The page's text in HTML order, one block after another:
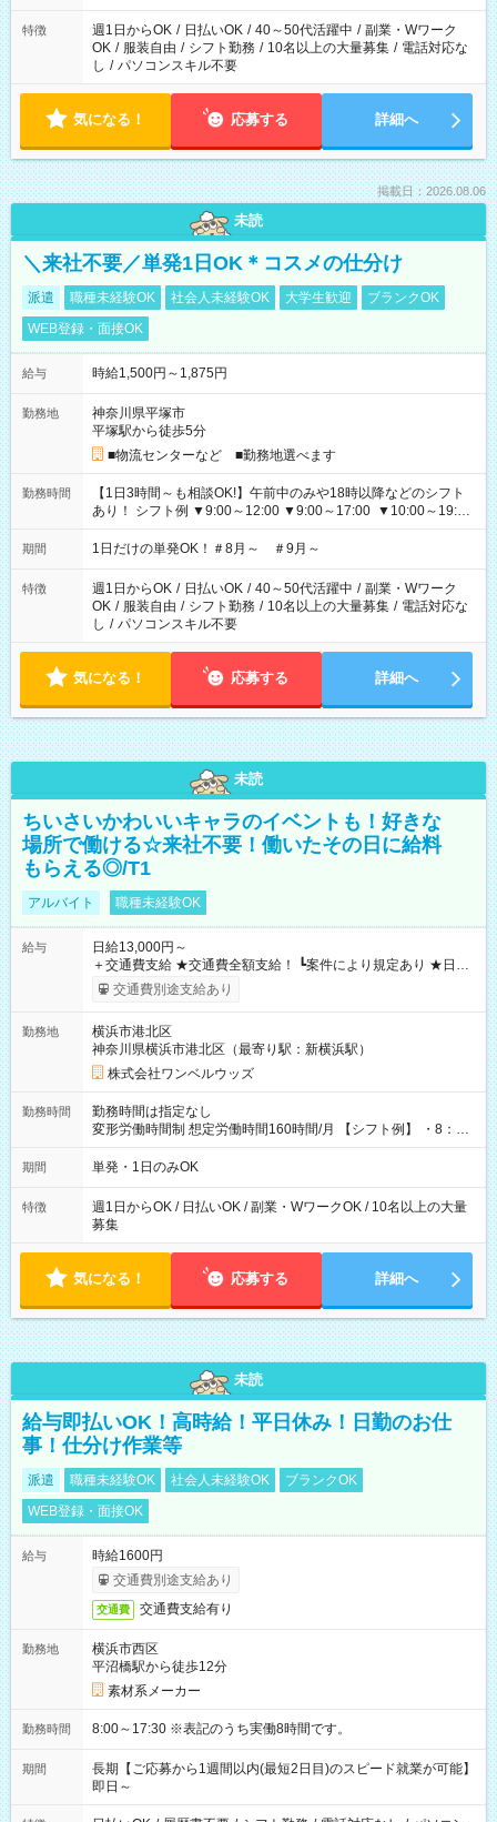
特徴 週1日からOK / 日払いOK / 40～50代活躍中 / 副業・Wワーク
OK / 服装自由 / シフト勤務 / 10名以上の大量募集 / 電話対応な
し / パソコンスキル不要
気になる！ 応募する 詳細へ
掲載日：2026.08.06
未読
＼来社不要／単発1日OK＊コスメの仕分け
派遣 職種未経験OK 社会人未経験OK 大学生歓迎
ブランクOK
WEB登録・面接OK
給与 時給1,500円～1,875円
勤務地
神奈川県平塚市
平塚駅から徒歩5分
■物流センターなど ■勤務地選べます
勤務時間
【1日3時間～も相談OK!】午前中のみや18時以降などのシフト
あり！ シフト例 ▼9:00～12:00 ▼9:00～17:00 ▼10:00～19:00
▼18:00～21:00
期間 1日だけの単発OK！＃8月～ ＃9月～
特徴 週1日からOK / 日払いOK / 40～50代活躍中 / 副業・Wワーク
OK / 服装自由 / シフト勤務 / 10名以上の大量募集 / 電話対応な
し / パソコンスキル不要
気になる！ 応募する 詳細へ
未読
ちいさいかわいいキャラのイベントも！好きな
場所で働ける☆来社不要！働いたその日に給料
もらえる◎/T1
アルバイト 職種未経験OK
給与
日給13,000円～
＋交通費支給 ★交通費全額支給！ ┗案件により規定あり ★日払
いOK！（規定あり） ┗働いたその日に現金GET♪ お仕事後はコ
ンビニATMから 日払い分を引き落とせます！ 【試用期間】試
交通費別途支給あり
勤務地
横浜市港北区
神奈川県横浜市港北区（最寄り駅：新横浜駅）
株式会社ワンベルウッズ
勤務時間
勤務時間は指定なし
変形労働時間制 想定労働時間160時間/月 【シフト例】 ・8：00
～21：00
期間 単発・1日のみOK
特徴
週1日からOK / 日払いOK / 副業・WワークOK / 10名以上の大量
募集
気になる！ 応募する 詳細へ
未読
給与即払いOK！高時給！平日休み！日勤のお仕
事！仕分け作業等
派遣 職種未経験OK 社会人未経験OK
ブランクOK
WEB登録・面接OK
給与
時給1600円
交通費別途支給あり
交通費 交通費支給有り
勤務地
横浜市西区
平沼橋駅から徒歩12分
素材系メーカー
勤務時間 8:00～17:30 ※表記のうち実働8時間です。
期間
長期【ご応募から1週間以内(最短2日目)のスピード就業が可能】
即日～